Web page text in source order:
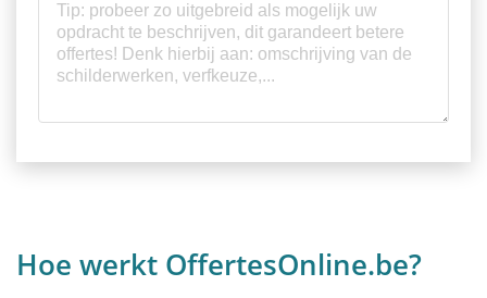
Hoe werkt OffertesOnline.be?